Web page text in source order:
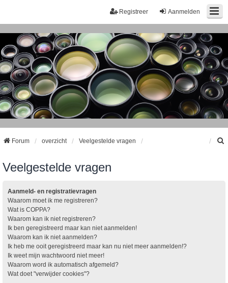
Aanmelden
Registreer
Forum overzicht Veelgestelde vragen
Veelgestelde vragen
Aanmeld- en registratievragen
Waarom moet ik me registreren?
Wat is COPPA?
Waarom kan ik niet registreren?
Ik ben geregistreerd maar kan niet aanmelden!
Waarom kan ik niet aanmelden?
Ik heb me ooit geregistreerd maar kan nu niet meer aanmelden!?
Ik weet mijn wachtwoord niet meer!
Waarom word ik automatisch afgemeld?
Wat doet "verwijder cookies"?